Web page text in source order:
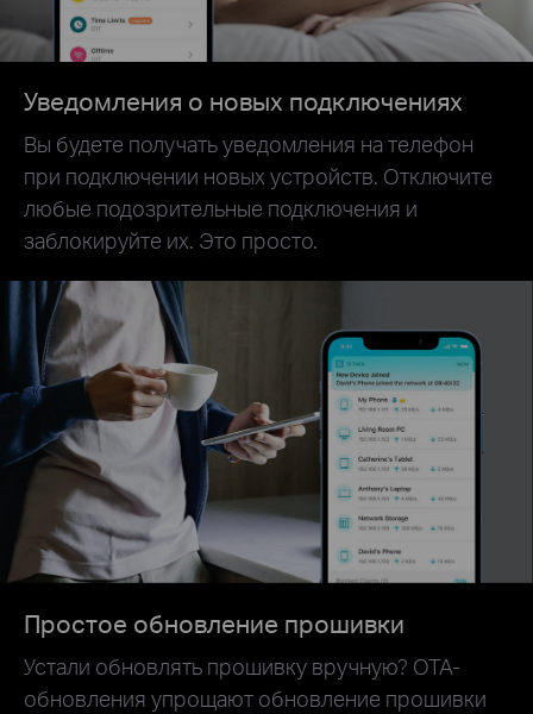
Уведомления о новых подключениях
Вы будете получать уведомления на телефон
при подключении новых устройств. Отключите
любые подозрительные подключения и
заблокируйте их. Это просто.
Простое обновление прошивки
Устали обновлять прошивку вручную? OTA-
обновления упрощают обновление прошивки